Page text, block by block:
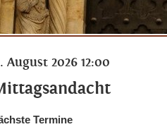
August 2026 12:00
Termine